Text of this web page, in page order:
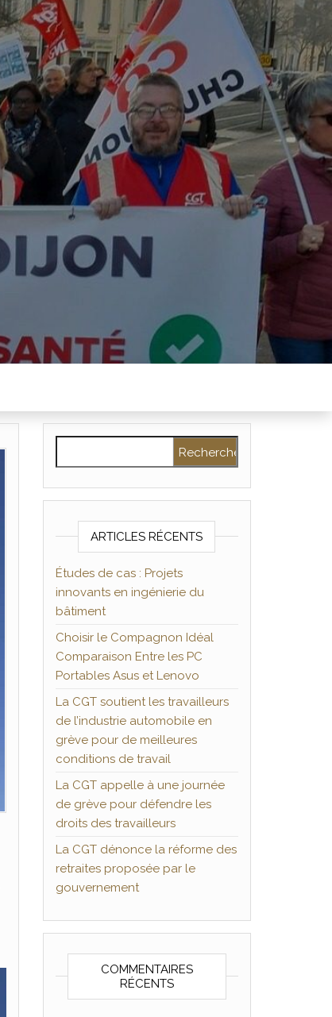
ARTICLES RÉCENTS
Études de cas : Projets
innovants en ingénierie du
bâtiment
Choisir le Compagnon Idéal
Comparaison Entre les PC
Portables Asus et Lenovo
La CGT soutient les travailleurs
de l’industrie automobile en
grève pour de meilleures
conditions de travail
La CGT appelle à une journée
de grève pour défendre les
droits des travailleurs
La CGT dénonce la réforme des
retraites proposée par le
gouvernement
COMMENTAIRES
RÉCENTS